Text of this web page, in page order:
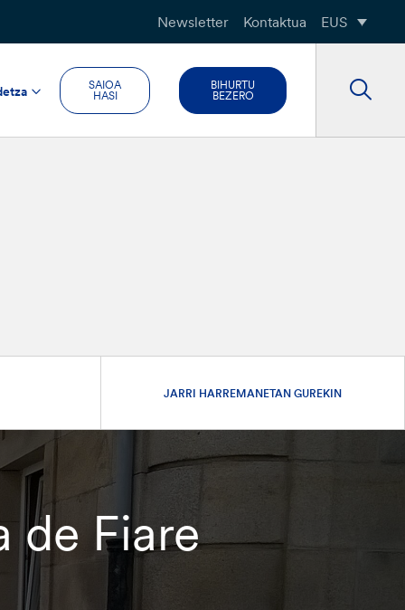
Newsletter Kontaktua EUS
SAIOA
HASI
BIHURTU
BEZERO
JARRI HARREMANETAN GUREKIN
de Fiare